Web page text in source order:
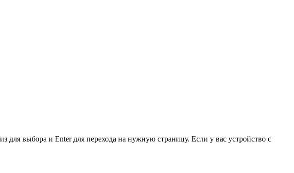
для выбора и Enter для перехода на нужную страницу. Если у вас устройство с